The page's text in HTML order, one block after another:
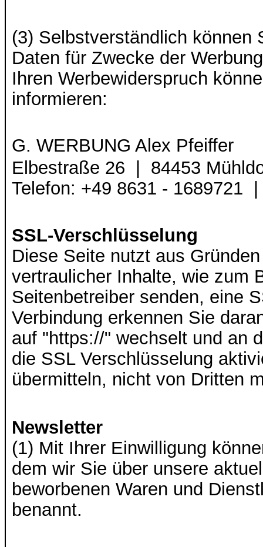
(3) Selbstverständlich können
Daten für Zwecke der
Ihren Werbewiderspruch
informieren:
G. WERBUNG Alex Pfeiffer
Elbestraße 26 | 84453
Telefon: +49 8631 - 1689721
SSL-Verschlüsselung
Diese Seite nutzt aus
vertraulicher Inhalte, wie zum
Seitenbetreiber senden, eine
Verbindung erkennen Sie
auf "https://" wechselt und an
die SSL Verschlüsselung
übermitteln, nicht von Dritten
Newsletter
(1) Mit Ihrer Einwilligung
dem wir Sie über unsere
beworbenen Waren und
benannt.